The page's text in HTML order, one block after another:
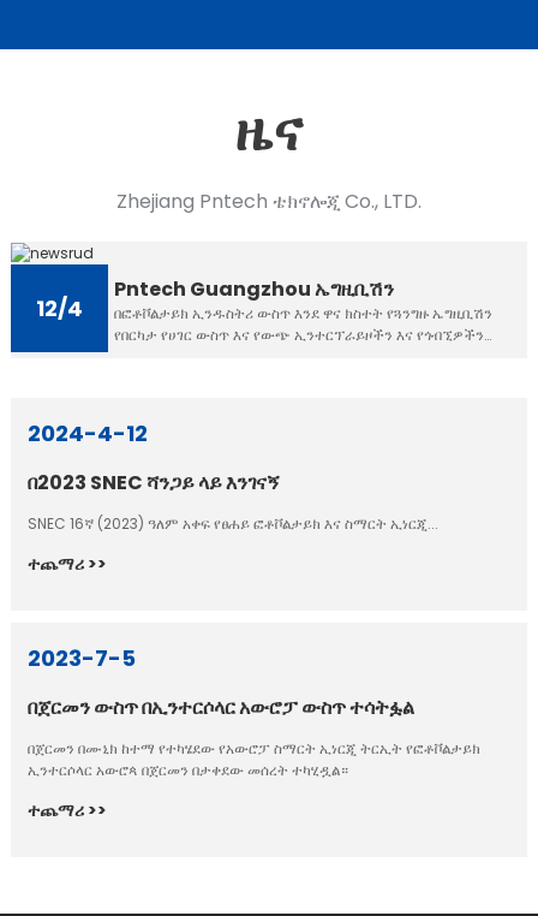
ዜና
Zhejiang Pntech ቴክኖሎጂ Co., LTD.
12/4
Pntech Guangzhou ኤግዚቢሽን
በፎቶቮልታይክ ኢንዱስትሪ ውስጥ እንደ ዋና ክስተት የጓንግዙ ኤግዚቢሽን
የበርካታ የሀገር ውስጥ እና የውጭ ኢንተርፕራይዞችን እና የጎብኚዎችን
2024-4-12
በ2023 SNEC ሻንጋይ ላይ እንገናኝ
SNEC 16ኛ (2023) ዓለም አቀፍ የፀሐይ ፎቶቮልታይክ እና ስማርት ኢነርጂ...
ተጨማሪ >>
2023-7-5
በጀርመን ውስጥ በኢንተርሶላር አውሮፓ ውስጥ ተሳትፏል
በጀርመን በሙኒክ ከተማ የተካሄደው የአውሮፓ ስማርት ኢነርጂ ትርኢት የፎቶቮልታይክ
ኢንተርሶላር አውሮጳ በጀርመን በታቀደው መሰረት ተካሂዷል።
ተጨማሪ >>